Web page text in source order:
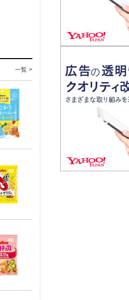
一覧 >